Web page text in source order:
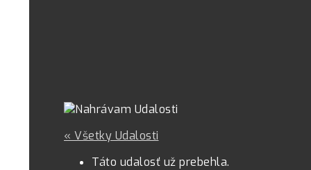
« Všetky Udalosti
Táto udalosť už prebehla.